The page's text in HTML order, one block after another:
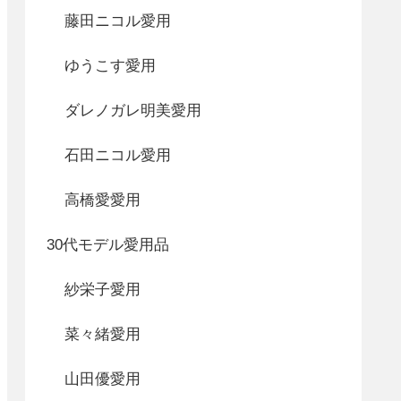
藤田ニコル愛用
ゆうこす愛用
ダレノガレ明美愛用
石田ニコル愛用
高橋愛愛用
30代モデル愛用品
紗栄子愛用
菜々緒愛用
山田優愛用